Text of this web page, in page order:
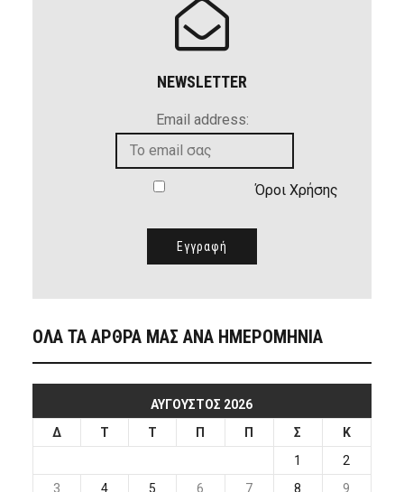
NEWSLETTER
Email address:
Όροι Χρήσης
ΟΛΑ ΤΑ ΑΡΘΡΑ ΜΑΣ ΑΝΑ ΗΜΕΡΟΜΗΝΙΑ
ΑΎΓΟΥΣΤΟΣ 2026
Δ
Τ Τ Π Π Σ
Κ
1
2
3
4 5 6 7 8 9